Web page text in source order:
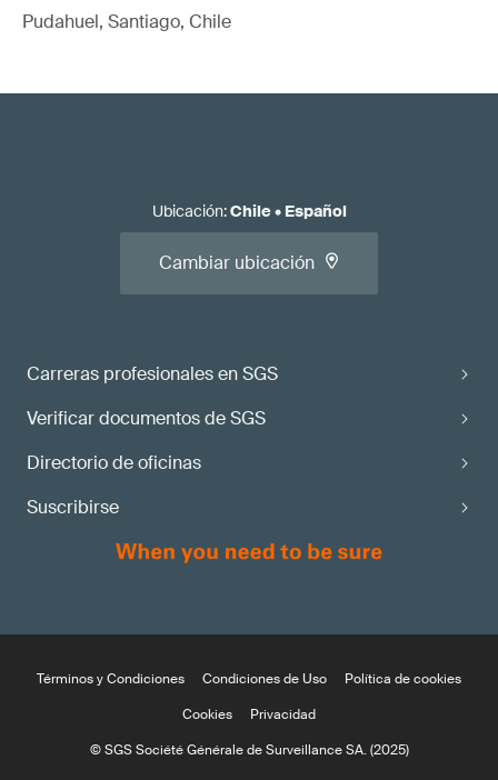
Pudahuel, Santiago, Chile
Carreras profesionales en SGS
Verificar documentos de SGS
Directorio de oficinas
Suscribirse
Ubicación:Chile• Español
Cambiar ubicación
Términos y Condiciones Condiciones de Uso
Política de cookies
Cookies
Privacidad
© SGS Société Générale de Surveillance SA. (2025)